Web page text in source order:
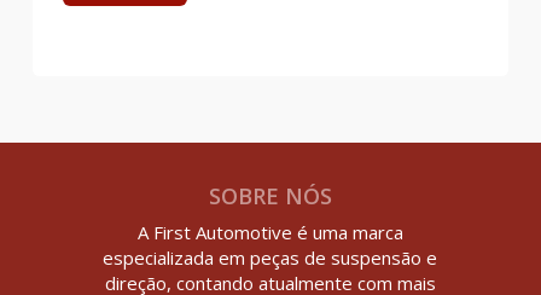
SOBRE NÓS
A First Automotive é uma marca
especializada em peças de suspensão e
direção, contando atualmente com mais